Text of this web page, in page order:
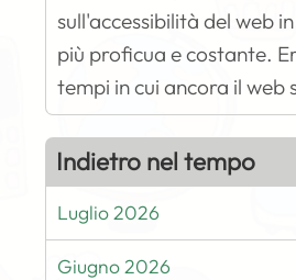
sull'accessibilità del web
più proficua e costante.
tempi in cui ancora il web
Indietro nel tempo
Luglio 2026
Giugno 2026